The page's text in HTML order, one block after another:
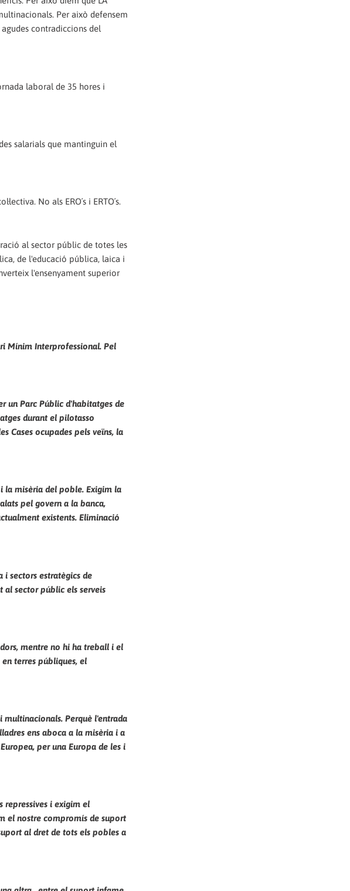
Per això defensem
contradiccions del
laboral de 35 hores i
salarials que mantinguin el
No als ERO´s i ERTO´s.
al sector públic de totes les
de l'educació pública, laica i
l'ensenyament superior
Mínim Interprofessional. Pel
un Parc Públic d'habitatges de
durant el pilotasso
Cases ocupades pels veïns, la
la misèria del poble. Exigim la
pel govern a la banca,
existents. Eliminació
i sectors estratègics de
al sector públic els serveis
mentre no hi ha treball i el
terres públiques, el
multinacionals. Perquè l'entrada
ens aboca a la misèria i a
per una Europa de les i
repressives i exigim el
el nostre compromís de suport
al dret de tots els pobles a